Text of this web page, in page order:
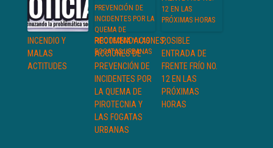
INCENDIO Y
MALAS
ACTITUDES
RECOMENDACIONES,
ACCIONES DE
PREVENCIÓN DE
INCIDENTES POR
LA QUEMA DE
PIROTECNIA Y
LAS FOGATAS
URBANAS
POSIBLE
ENTRADA DE
FRENTE FRÍO NO.
12 EN LAS
PRÓXIMAS
HORAS